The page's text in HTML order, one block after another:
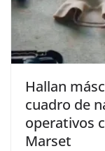
Hallan
cuadro de
operativos
Marset